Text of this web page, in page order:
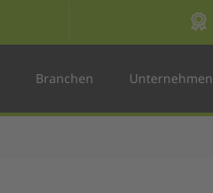
Branchen Unternehmen